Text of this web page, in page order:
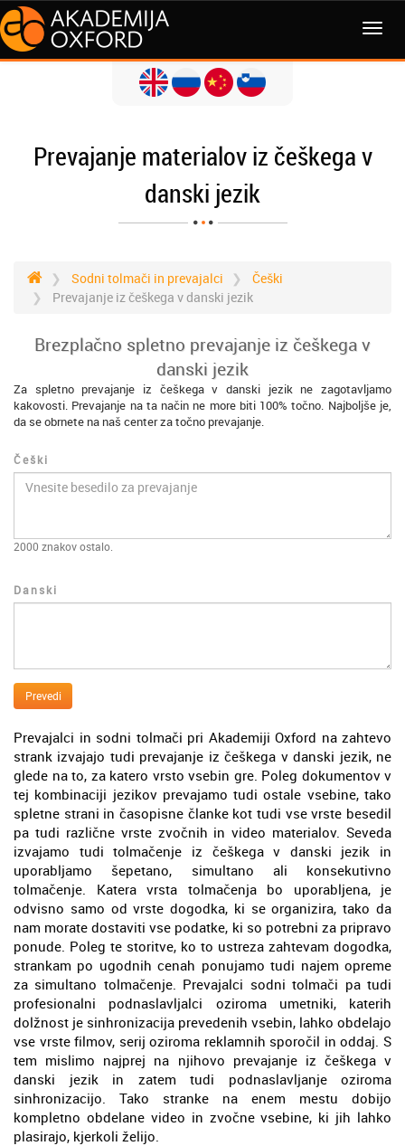
MENI
Prevajanje materialov iz češkega v
danski jezik
Sodni tolmači in prevajalci
Češki
Prevajanje iz češkega v danski jezik
Brezplačno spletno prevajanje iz češkega v
danski jezik
Za spletno prevajanje iz češkega v danski jezik ne zagotavljamo
kakovosti. Prevajanje na ta način ne more biti 100% točno. Najboljše je,
da se obrnete na naš center za točno prevajanje.
Češki
2000 znakov ostalo.
Danski
Prevedi
Prevajalci in sodni tolmači pri Akademiji Oxford na zahtevo
strank izvajajo tudi prevajanje iz češkega v danski jezik, ne
glede na to, za katero vrsto vsebin gre. Poleg dokumentov v
tej kombinaciji jezikov prevajamo tudi ostale vsebine, tako
spletne strani in časopisne članke kot tudi vse vrste besedil
pa tudi različne vrste zvočnih in video materialov. Seveda
izvajamo tudi tolmačenje iz češkega v danski jezik in
uporabljamo šepetano, simultano ali konsekutivno
tolmačenje. Katera vrsta tolmačenja bo uporabljena, je
odvisno samo od vrste dogodka, ki se organizira, tako da
nam morate dostaviti vse podatke, ki so potrebni za pripravo
ponude. Poleg te storitve, ko to ustreza zahtevam dogodka,
strankam po ugodnih cenah ponujamo tudi najem opreme
za simultano tolmačenje. Prevajalci sodni tolmači pa tudi
profesionalni podnaslavljalci oziroma umetniki, katerih
dolžnost je sinhronizacija prevedenih vsebin, lahko obdelajo
vse vrste filmov, serij oziroma reklamnih sporočil in oddaj. S
tem mislimo najprej na njihovo prevajanje iz češkega v
danski jezik in zatem tudi podnaslavljanje oziroma
sinhronizacijo. Tako stranke na enem mestu dobijo
kompletno obdelane video in zvočne vsebine, ki jih lahko
plasirajo, kjerkoli želijo.